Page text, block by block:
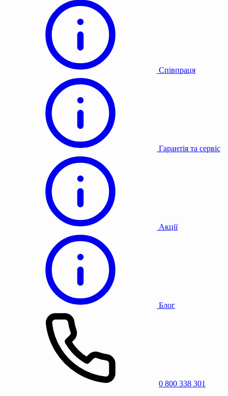
Співпраця
Гарантія та сервіс
Акції
Блог
0 800 338 301